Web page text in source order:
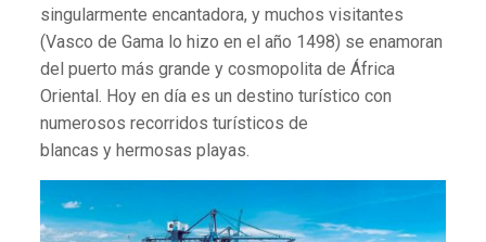
singularmente encantadora, y muchos visitantes
(Vasco de Gama lo hizo en el año 1498) se enamoran
del puerto más grande y cosmopolita de África
Oriental. Hoy en día es un destino turístico con
numerosos recorridos turísticos de
blancas y hermosas playas.